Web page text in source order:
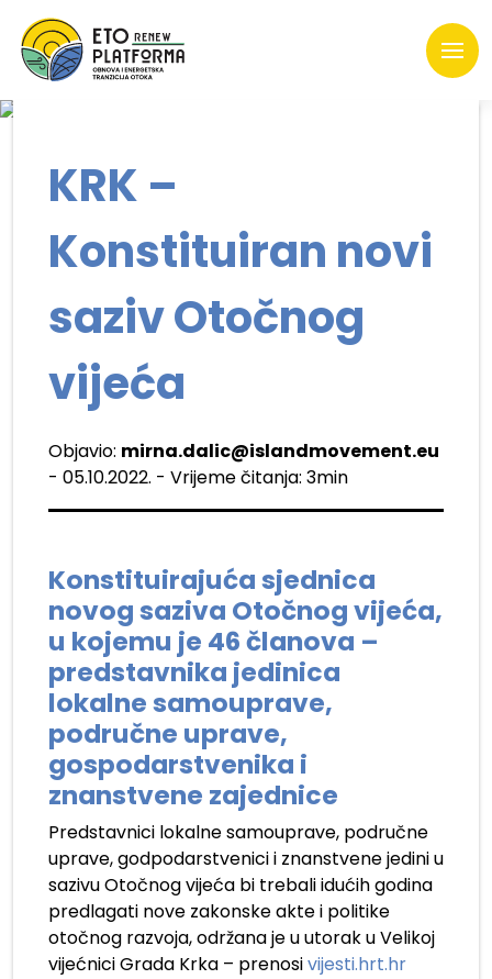
KRK –
Konstituiran novi
saziv Otočnog
vijeća
Objavio: mirna.dalic@islandmovement.eu
- 05.10.2022. - Vrijeme čitanja: 3min
Konstituirajuća sjednica
novog saziva Otočnog vijeća,
u kojemu je 46 članova –
predstavnika jedinica
lokalne samouprave,
područne uprave,
gospodarstvenika i
znanstvene zajednice
Predstavnici lokalne samouprave, područne
uprave, godpodarstvenici i znanstvene jedini u
sazivu Otočnog vijeća bi trebali idućih godina
predlagati nove zakonske akte i politike
otočnog razvoja, održana je u utorak u Velikoj
vijećnici Grada Krka – prenosivijesti.hrt.hr